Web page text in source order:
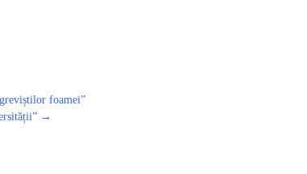
foamei”
→